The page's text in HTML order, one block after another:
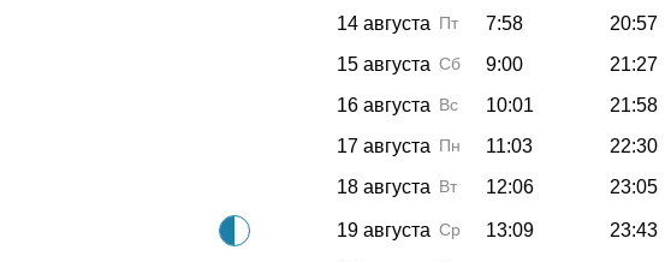
14 августа Пт 7:58 20:57
15 августа Сб 9:00 21:27
16 августа Вс 10:01 21:58
17 августа Пн 11:03 22:30
18 августа Вт 12:06 23:05
19 августа Ср 13:09 23:43